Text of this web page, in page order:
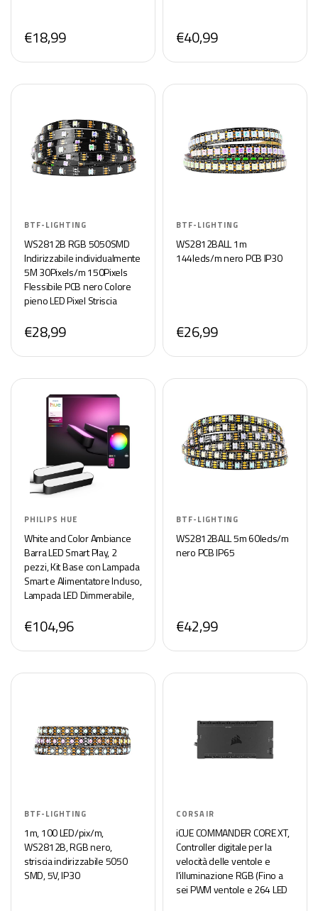
€18,99 €40,99
BTF-LIGHTING
WS2812B RGB 5050SMD
Indirizzabile individualmente
5M 30Pixels/m 150Pixels
Flessibile PCB nero Colore
pieno LED Pixel Striscia
impermeabile Solo DC5V
€28,99
BTF-LIGHTING
WS2812BALL 1m
144leds/m nero PCB IP30
€26,99
PHILIPS HUE
White and Color Ambiance
Barra LED Smart Play, 2
pezzi, Kit Base con Lampada
Smart e Alimentatore Incluso,
Lampada LED Dimmerabile,
€104,96
BTF-LIGHTING
WS2812BALL 5m 60leds/m
nero PCB IP65
€42,99
BTF-LIGHTING
1m, 100 LED/pix/m,
WS2812B, RGB nero,
striscia indirizzabile 5050
SMD, 5V, IP30
CORSAIR
iCUE COMMANDER CORE XT,
Controller digitale per la
velocità delle ventole e
l'illuminazione RGB (Fino a
sei PWM ventole e 264 LED